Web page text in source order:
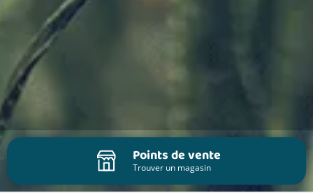
Points de vente
Trouver un magasin